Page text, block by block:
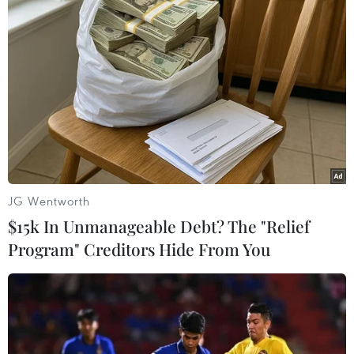
Phiến quân IS xử tử nhà báo Iraq và 3
người khác tại Baghdad
11/10/2014 02:38
Các phần tử thánh chiến đã bắn chết Raad al-Azzawi,
người quay phim 37 tuổi cho kênh tin tức Sama
Salaheddin, cùng ba nạn nhân còn lại ở Samra, phía
Đông thành phố Tikrit.
JG Wentworth
$15k In Unmanageable Debt? The "Relief
Program" Creditors Hide From You